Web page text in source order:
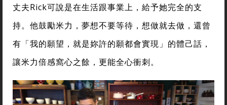
丈夫Rick可說是在生活跟事業上，給予她完全的支
持。他鼓勵米力，夢想不要等待，想做就去做，還曾
有「我的願望，就是妳許的願都會實現」的體己話，
讓米力倍感窩心之餘，更能全心衝刺。